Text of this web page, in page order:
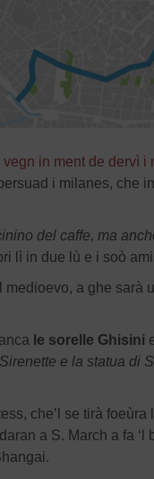
in ment de dervì i
i milanes, che
del caffe, ma
lì in due lù e i soò
a ghe sarà
le sorelle Ghisini
e la statua di
che’l se tirà
a S. March a fa ‘l